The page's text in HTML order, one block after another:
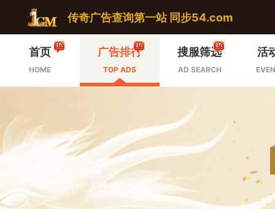
传奇广告查询第一站 同步54.com
首页
HOME
广告排行
TOP ADS
搜服筛选
AD SEARCH
活